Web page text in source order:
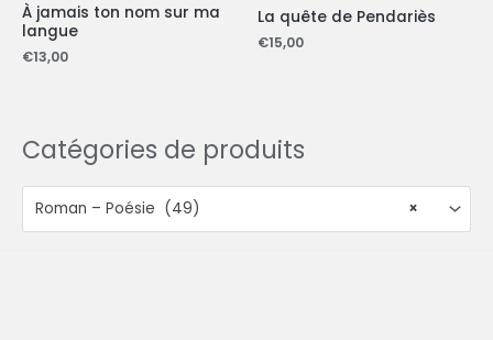
À jamais ton nom sur ma
langue
€13,00
La quête de Pendariès
€15,00
Catégories de produits
×
Roman – Poésie (49)